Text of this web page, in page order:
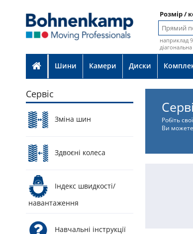
Розмір /
наприклад
Шини Камери Диски
Робіть
Ви
Сервіс
Зміна шин
Здвоєні колеса
Індекс швидкості/
навантаження
Навчальні інструкції